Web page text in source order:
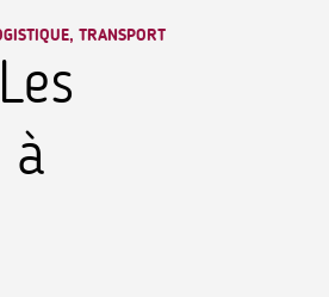
TRANSPORT
à